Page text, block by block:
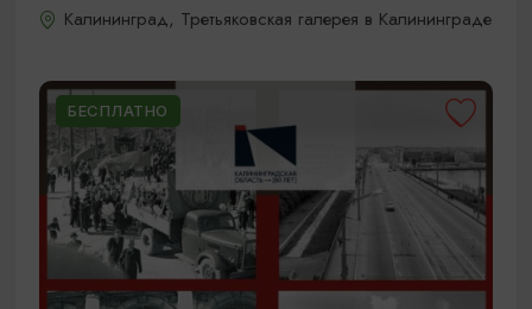
Калининград, Третьяковская галерея в Калининграде
БЕСПЛАТНО